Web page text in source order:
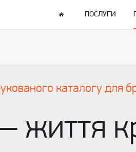
ПОСЛУГИ
каталогу для
життя